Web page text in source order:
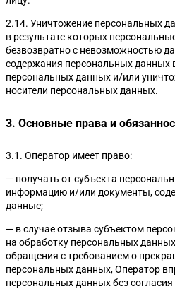
2.14. Уничтожение персональных
в результате которых
безвозвратно с невозможностью
содержания персональных данных
персональных данных и/или
носители персональных данных.
3. Основные права и
3.1. Оператор имеет право:
— получать от субъекта
информацию и/или документы,
данные;
— в случае отзыва субъектом
на обработку персональных
обращения с требованием о
персональных данных, Оператор
персональных данных без